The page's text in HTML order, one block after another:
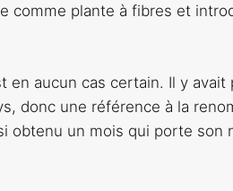
comme plante à fibres et
en aucun cas certain. Il y avait
donc une référence à la
obtenu un mois qui porte son